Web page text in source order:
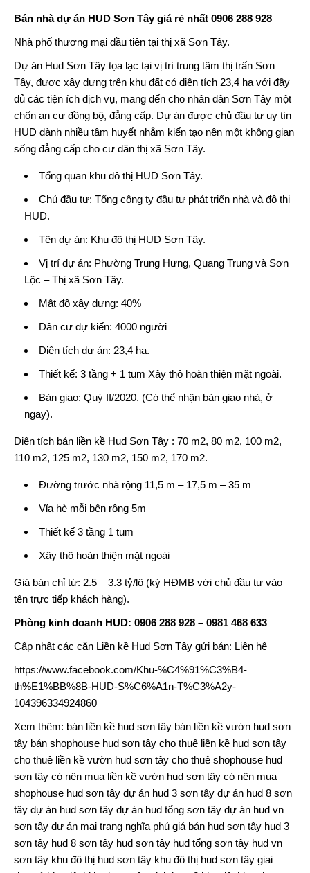
Bán nhàdự án HUD Sơn Tâygiá rẻ nhất 0906 288 928
Nhà phố thương mại đầu tiên tại thị xã Sơn Tây.
Dự án Hud Sơn Tây tọa lạc tại vị trí trung tâm thị trấn Sơn
Tây, được xây dựng trên khu đất có diện tích 23,4 ha với đầy
đủ các tiện ích dịch vụ, mang đến cho nhân dân Sơn Tây một
chốn an cư đồng bộ, đẳng cấp. Dự án được chủ đầu tư uy tín
HUD dành nhiều tâm huyết nhằm kiến tạo nên một không gian
sống đẳng cấp cho cư dân thị xã Sơn Tây.
Tổng quan khu đô thị HUD Sơn Tây.
Chủ đầu tư: Tổng công ty đầu tư phát triển nhà và đô thị
HUD.
Tên dự án: Khu đô thị HUD Sơn Tây.
Vị trí dự án: Phường Trung Hưng, Quang Trung và Sơn
Lộc – Thị xã Sơn Tây.
Mật độ xây dựng: 40%
Dân cư dự kiến: 4000 người
Diện tích dự án: 23,4 ha.
Thiết kế: 3 tầng + 1 tum Xây thô hoàn thiện mặt ngoài.
Bàn giao: Quý II/2020. (Có thể nhận bàn giao nhà, ở
ngay).
Diện tích bán liền kề Hud Sơn Tây : 70 m2, 80 m2, 100 m2,
110 m2, 125 m2, 130 m2, 150 m2, 170 m2.
Đường trước nhà rộng 11,5 m – 17,5 m – 35 m
Vỉa hè mỗi bên rộng 5m
Thiết kế 3 tầng 1 tum
Xây thô hoàn thiện mặt ngoài
Giá bán chỉ từ: 2.5 – 3.3 tỷ/lô (ký HĐMB với chủ đầu tư vào
tên trực tiếp khách hàng).
Phòng kinh doanh HUD: 0906 288 928 – 0981 468 633
Cập nhật các căn Liền kề Hud Sơn Tây gửi bán: Liên hệ
https://www.facebook.com/Khu-%C4%91%C3%B4-
th%E1%BB%8B-HUD-S%C6%A1n-T%C3%A2y-
104396334924860
Xem thêm: bán liền kề hud sơn tây bán liền kề vườn hud sơn
tây bán shophouse hud sơn tây cho thuê liền kề hud sơn tây
cho thuê liền kề vườn hud sơn tây cho thuê shophouse hud
sơn tây có nên mua liền kề vườn hud sơn tây có nên mua
shophouse hud sơn tây dự án hud 3 sơn tây dự án hud 8 sơn
tây dự án hud sơn tây dự án hud tổng sơn tây dự án hud vn
sơn tây dự án mai trang nghĩa phủ giá bán hud sơn tây hud 3
sơn tây hud 8 sơn tây hud sơn tây hud tổng sơn tây hud vn
sơn tây khu đô thị hud sơn tây khu đô thị hud sơn tây giai